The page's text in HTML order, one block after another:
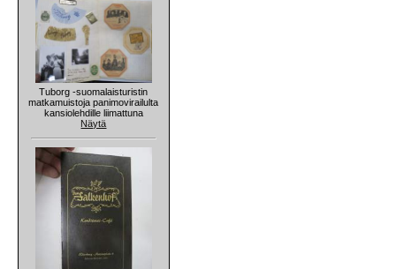
Tuborg -suomalaisturistin
matkamuistoja panimovirailulta
kansiolehdille liimattuna
Näytä